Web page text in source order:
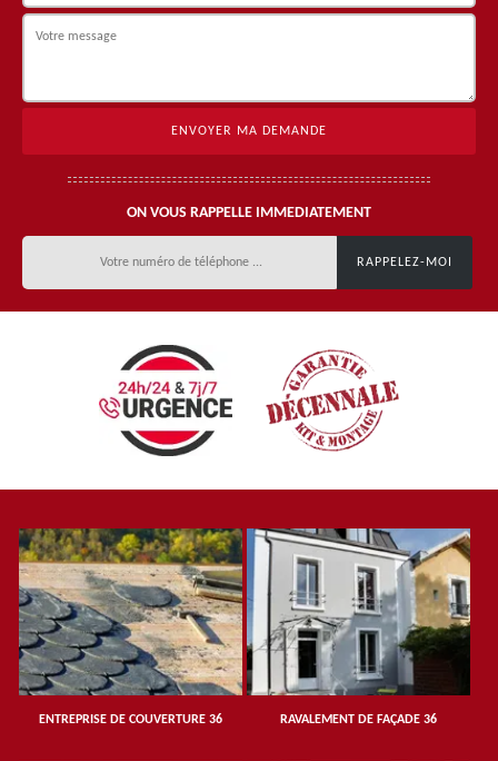
ON VOUS RAPPELLE IMMEDIATEMENT
ENTREPRISE DE COUVERTURE 36 RAVALEMENT DE FAÇADE 36